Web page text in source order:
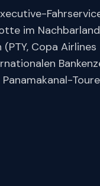
im Nachbarland
Copa Airlines